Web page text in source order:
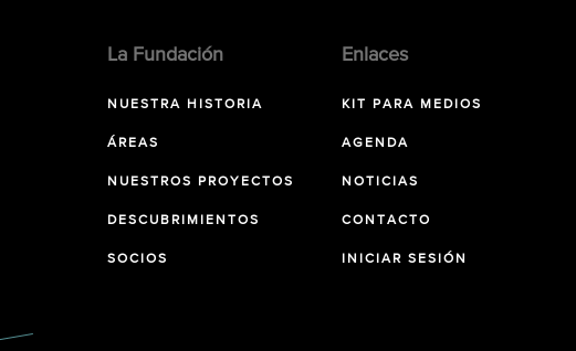
La Fundación
NUESTRA HISTORIA
ÁREAS
NUESTROS PROYECTOS
DESCUBRIMIENTOS
SOCIOS
Enlaces
KIT PARA MEDIOS
AGENDA
NOTICIAS
CONTACTO
INICIAR SESIÓN